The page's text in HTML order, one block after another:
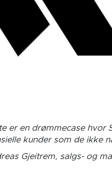
er en drømmecase hvor
kunder som de ikke
Gjeitrem, salgs- og